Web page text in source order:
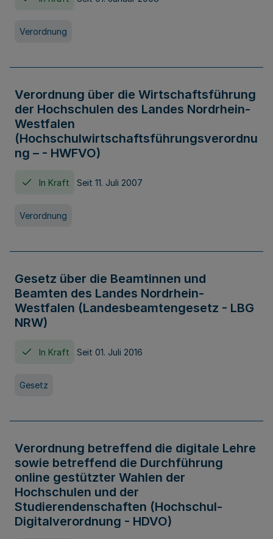
Verordnung
Verordnung über die Wirtschaftsführung
der Hochschulen des Landes Nordrhein-
Westfalen
(Hochschulwirtschaftsführungsverordnu
ng – - HWFVO)
In Kraft Seit 11. Juli 2007
Verordnung
Gesetz über die Beamtinnen und
Beamten des Landes Nordrhein-
Westfalen (Landesbeamtengesetz - LBG
NRW)
In Kraft Seit 01. Juli 2016
Gesetz
Verordnung betreffend die digitale Lehre
sowie betreffend die Durchführung
online gestützter Wahlen der
Hochschulen und der
Studierendenschaften (Hochschul-
Digitalverordnung - HDVO)